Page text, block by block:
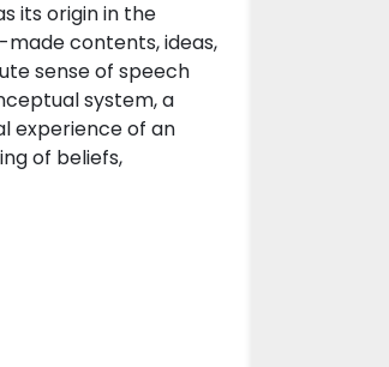
its origin in the
contents, ideas,
sense of speech
system, a
experience of an
of beliefs,